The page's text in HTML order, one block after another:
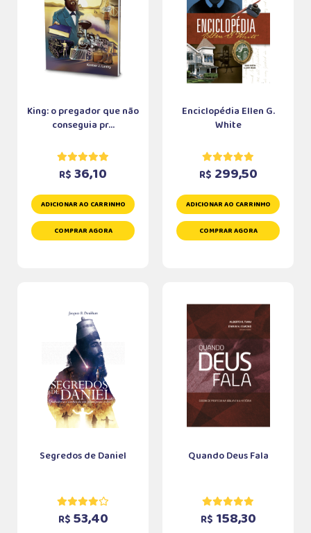
King: o pregador que não
conseguia pr...
R$ 36,10
ADICIONAR AO CARRINHO
COMPRAR AGORA
Enciclopédia Ellen G.
White
R$ 299,50
ADICIONAR AO CARRINHO
COMPRAR AGORA
Segredos de Daniel
R$ 53,40
Quando Deus Fala
R$ 158,30